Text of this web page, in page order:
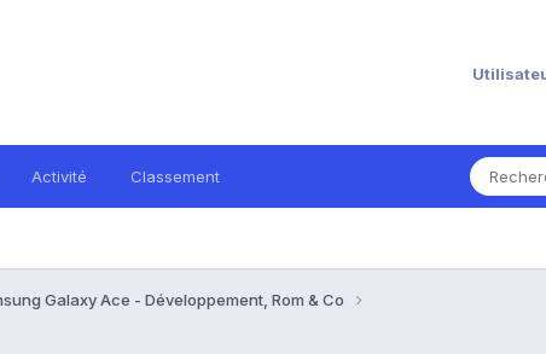
Activité Classement
Galaxy Ace - Développement, Rom & Co